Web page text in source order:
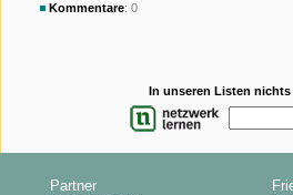
Kommentare: 0
In unseren Listen
Partner